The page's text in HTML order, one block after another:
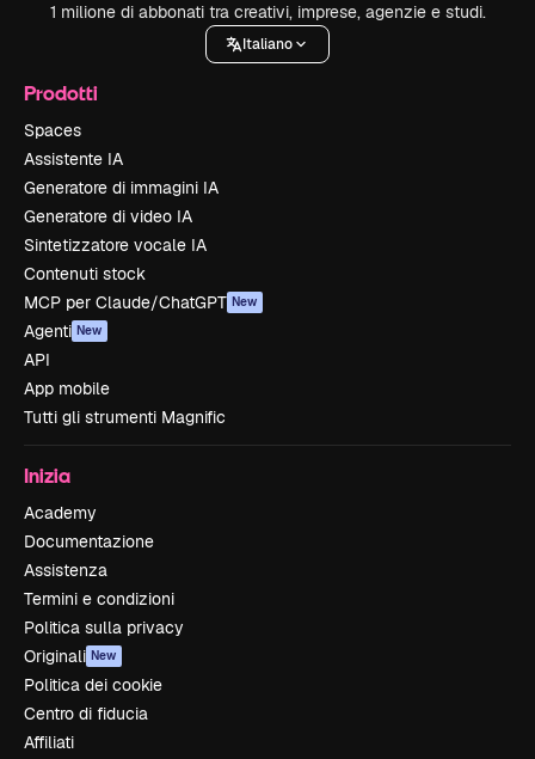
1 milione di abbonati tra creativi, imprese, agenzie e studi.
Italiano
Prodotti
Spaces
Assistente IA
Generatore di immagini IA
Generatore di video IA
Sintetizzatore vocale IA
Contenuti stock
MCP per Claude/ChatGPT New
Agenti New
API
App mobile
Tutti gli strumenti Magnific
Inizia
Academy
Documentazione
Assistenza
Termini e condizioni
Politica sulla privacy
Originali New
Politica dei cookie
Centro di fiducia
Affiliati